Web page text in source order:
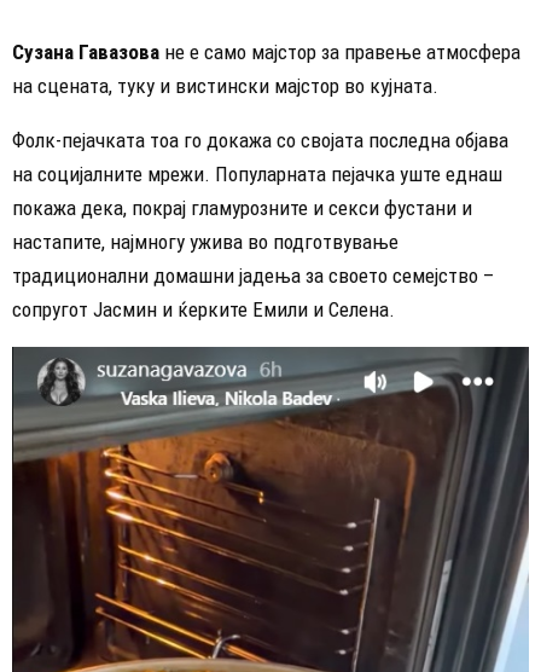
Сузана Гавазова не е само мајстор за правење атмосфера
на сцената, туку и вистински мајстор во кујната.
Фолк-пејачката тоа го докажа со својата последна објава
на социјалните мрежи. Популарната пејачка уште еднаш
покажа дека, покрај гламурозните и секси фустани и
настапите, најмногу ужива во подготвување
традиционални домашни јадења за своето семејство –
сопругот Јасмин и ќерките Емили и Селена.